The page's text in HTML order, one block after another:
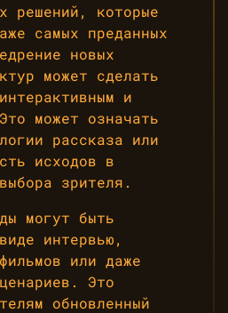
решений, которые
самых преданных
новых
может сделать
и
может означать
рассказа или
исходов в
зрителя.
могут быть
интервью,
или даже
Это
обновленный